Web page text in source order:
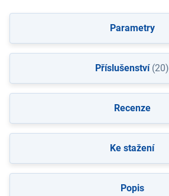
Popis
Parametry
Příslušenství(20)
Recenze
Ke stažení